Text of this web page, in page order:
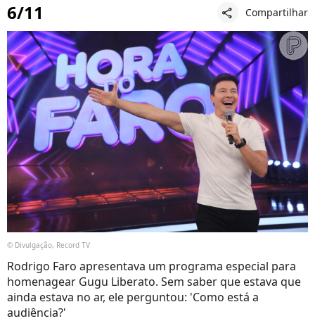
6/11 share Compartilhar
© Divulgação, Record TV
Rodrigo Faro apresentava um programa especial para
homenagear Gugu Liberato. Sem saber que estava que
ainda estava no ar, ele perguntou: 'Como está a
audiência?'